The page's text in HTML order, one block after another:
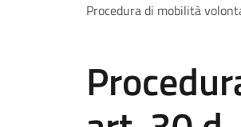
Procedura di mobilità